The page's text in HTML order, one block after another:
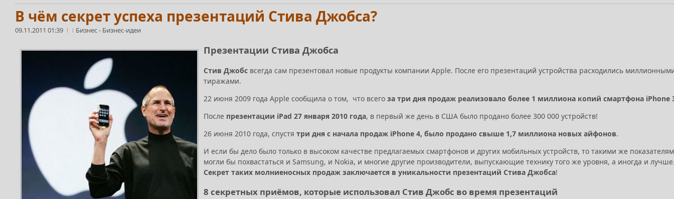
В чём секрет успеха презентаций Стива Джобса?
09.11.2011 01:39 Бизнес- Бизнес-идеи
Презентации Стива Джобса
Стив Джобс всегда сам презентовал новые продукты компании Apple. После его презентаций устройства расходились
тиражами.
22 июня 2009 года Apple сообщила о том, что всего за три дня продаж реализовало более 1 миллиона копий смартфона iPhone
После презентации iPad 27 января 2010 года, в первый же день в США было продано более 300 000 устройств!
26 июня 2010 года, спустя три дня с начала продаж iPhone 4, было продано свыше 1,7 миллиона новых айфонов.
И если бы дело было только в высоком качестве предлагаемых смартфонов и других мобильных устройств, то такими же
могли бы похвастаться и Samsung, и Nokia, и многие другие производители, выпускающие технику того же уровня, а иногда и
Секрет таких молниеносных продаж заключается в уникальности презентаций Стива Джобса!
8 секретных приёмов, которые использовал Стив Джобс во время презентаций